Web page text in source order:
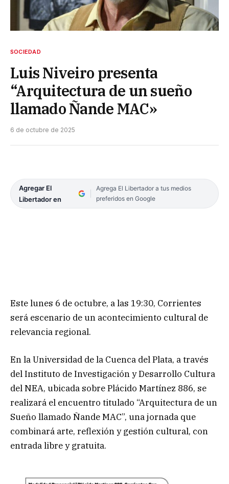
SOCIEDAD
Luis Niveiro presenta
“Arquitectura de un sueño
llamado Ñande MAC»
6 de octubre de 2025
Agregar El
Libertador en
Agrega El Libertador a tus medios
preferidos en Google
Este lunes 6 de octubre, a las 19:30, Corrientes
será escenario de un acontecimiento cultural de
relevancia regional.
En la Universidad de la Cuenca del Plata, a través
del Instituto de Investigación y Desarrollo Cultura
del NEA, ubicada sobre Plácido Martínez 886, se
realizará el encuentro titulado “Arquitectura de un
Sueño llamado Ñande MAC”, una jornada que
combinará arte, reflexión y gestión cultural, con
entrada libre y gratuita.